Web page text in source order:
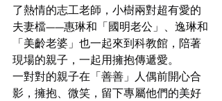
了熱情的志工老師，小樹兩對超有愛的
夫妻檔——惠琳和「國明老公」、逸琳和
「美齡老婆」也一起來到科教館，陪著
現場的親子，一起用擁抱傳遞愛。
一對對的親子在「善善」人偶前開心合
影，擁抱、微笑，留下專屬他們的美好